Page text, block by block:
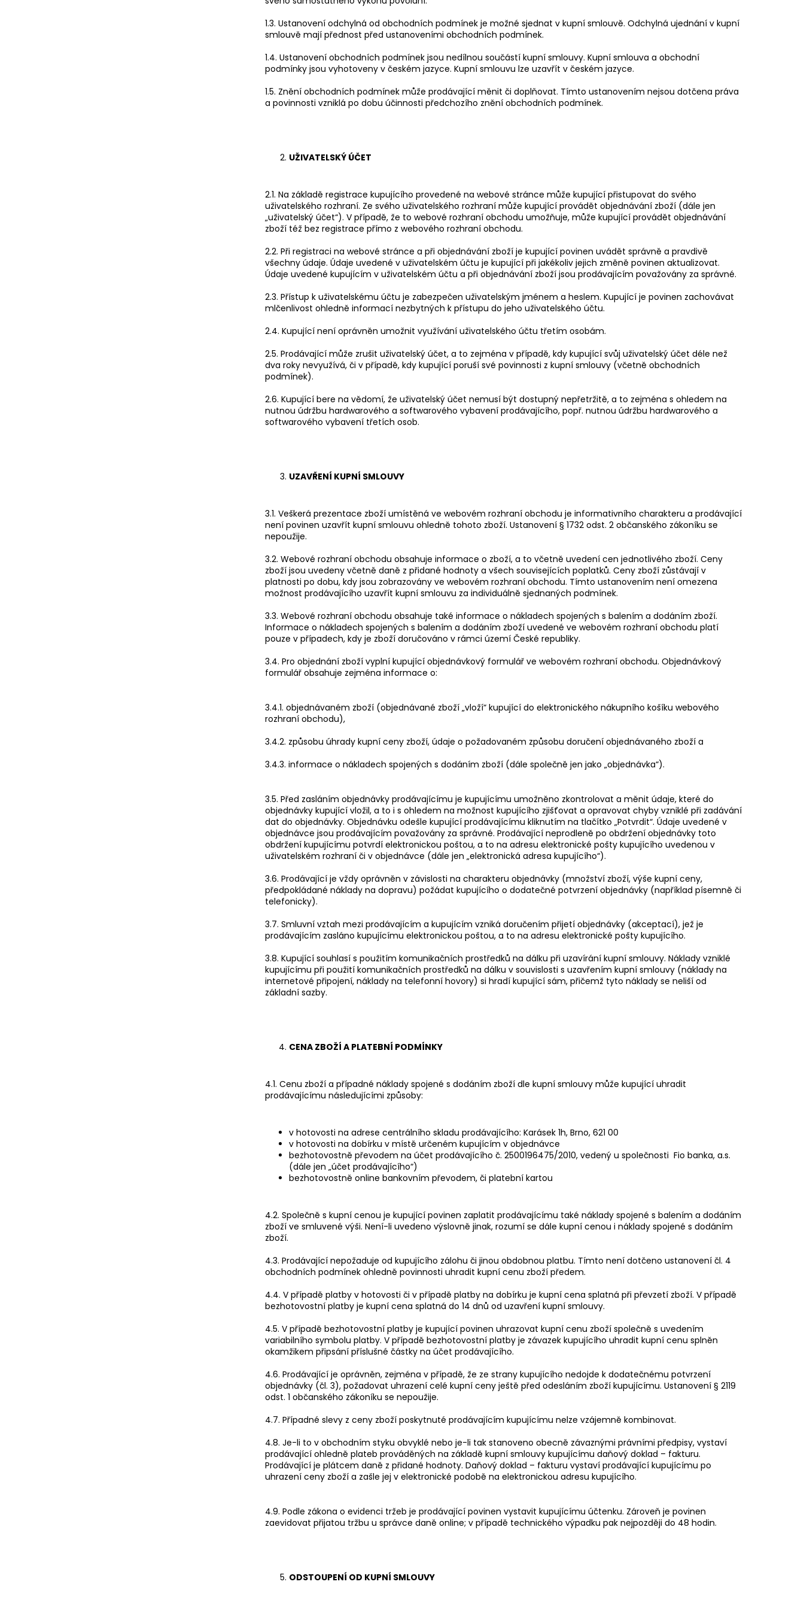
1.3. Ustanovení odchylná od obchodních podmínek je možné sjednat v kupní smlouvě. Odchylná ujednání v kupní
smlouvě mají přednost před ustanoveními obchodních podmínek.
1.4. Ustanovení obchodních podmínek jsou nedílnou součástí kupní smlouvy. Kupní smlouva a obchodní
podmínky jsou vyhotoveny v českém jazyce. Kupní smlouvu lze uzavřít v českém jazyce.
1.5. Znění obchodních podmínek může prodávající měnit či doplňovat. Tímto ustanovením nejsou dotčena práva
a povinnosti vzniklá po dobu účinnosti předchozího znění obchodních podmínek.
UŽIVATELSKÝ ÚČET
2.1. Na základě registrace kupujícího provedené na webové stránce může kupující přistupovat do svého
uživatelského rozhraní. Ze svého uživatelského rozhraní může kupující provádět objednávání zboží (dále jen
„uživatelský účet“). V případě, že to webové rozhraní obchodu umožňuje, může kupující provádět objednávání
zboží též bez registrace přímo z webového rozhraní obchodu.
2.2. Při registraci na webové stránce a při objednávání zboží je kupující povinen uvádět správně a pravdivě
všechny údaje. Údaje uvedené v uživatelském účtu je kupující při jakékoliv jejich změně povinen aktualizovat.
Údaje uvedené kupujícím v uživatelském účtu a při objednávání zboží jsou prodávajícím považovány za správné.
2.3. Přístup k uživatelskému účtu je zabezpečen uživatelským jménem a heslem. Kupující je povinen zachovávat
mlčenlivost ohledně informací nezbytných k přístupu do jeho uživatelského účtu.
2.4. Kupující není oprávněn umožnit využívání uživatelského účtu třetím osobám.
2.5. Prodávající může zrušit uživatelský účet, a to zejména v případě, kdy kupující svůj uživatelský účet déle než
dva roky nevyužívá, či v případě, kdy kupující poruší své povinnosti z kupní smlouvy (včetně obchodních
podmínek).
2.6. Kupující bere na vědomí, že uživatelský účet nemusí být dostupný nepřetržitě, a to zejména s ohledem na
nutnou údržbu hardwarového a softwarového vybavení prodávajícího, popř. nutnou údržbu hardwarového a
softwarového vybavení třetích osob.
UZAVŘENÍ KUPNÍ SMLOUVY
3.1. Veškerá prezentace zboží umístěná ve webovém rozhraní obchodu je informativního charakteru a prodávající
není povinen uzavřít kupní smlouvu ohledně tohoto zboží. Ustanovení § 1732 odst. 2 občanského zákoníku se
nepoužije.
3.2. Webové rozhraní obchodu obsahuje informace o zboží, a to včetně uvedení cen jednotlivého zboží. Ceny
zboží jsou uvedeny včetně daně z přidané hodnoty a všech souvisejících poplatků. Ceny zboží zůstávají v
platnosti po dobu, kdy jsou zobrazovány ve webovém rozhraní obchodu. Tímto ustanovením není omezena
možnost prodávajícího uzavřít kupní smlouvu za individuálně sjednaných podmínek.
3.3. Webové rozhraní obchodu obsahuje také informace o nákladech spojených s balením a dodáním zboží.
Informace o nákladech spojených s balením a dodáním zboží uvedené ve webovém rozhraní obchodu platí
pouze v případech, kdy je zboží doručováno v rámci území České republiky.
3.4. Pro objednání zboží vyplní kupující objednávkový formulář ve webovém rozhraní obchodu. Objednávkový
formulář obsahuje zejména informace o:
3.4.1. objednávaném zboží (objednávané zboží „vloží“ kupující do elektronického nákupního košíku webového
rozhraní obchodu),
3.4.2. způsobu úhrady kupní ceny zboží, údaje o požadovaném způsobu doručení objednávaného zboží a
3.4.3. informace o nákladech spojených s dodáním zboží (dále společně jen jako „objednávka“).
3.5. Před zasláním objednávky prodávajícímu je kupujícímu umožněno zkontrolovat a měnit údaje, které do
objednávky kupující vložil, a to i s ohledem na možnost kupujícího zjišťovat a opravovat chyby vzniklé při zadávání
dat do objednávky. Objednávku odešle kupující prodávajícímu kliknutím na tlačítko „Potvrdit“. Údaje uvedené v
objednávce jsou prodávajícím považovány za správné. Prodávající neprodleně po obdržení objednávky toto
obdržení kupujícímu potvrdí elektronickou poštou, a to na adresu elektronické pošty kupujícího uvedenou v
uživatelském rozhraní či v objednávce (dále jen „elektronická adresa kupujícího“).
3.6. Prodávající je vždy oprávněn v závislosti na charakteru objednávky (množství zboží, výše kupní ceny,
předpokládané náklady na dopravu) požádat kupujícího o dodatečné potvrzení objednávky (například písemně či
telefonicky).
3.7. Smluvní vztah mezi prodávajícím a kupujícím vzniká doručením přijetí objednávky (akceptací), jež je
prodávajícím zasláno kupujícímu elektronickou poštou, a to na adresu elektronické pošty kupujícího.
3.8. Kupující souhlasí s použitím komunikačních prostředků na dálku při uzavírání kupní smlouvy. Náklady vzniklé
kupujícímu při použití komunikačních prostředků na dálku v souvislosti s uzavřením kupní smlouvy (náklady na
internetové připojení, náklady na telefonní hovory) si hradí kupující sám, přičemž tyto náklady se neliší od
základní sazby.
CENA ZBOŽÍ A PLATEBNÍ PODMÍNKY
4.1. Cenu zboží a případné náklady spojené s dodáním zboží dle kupní smlouvy může kupující uhradit
prodávajícímu následujícími způsoby:
v hotovosti na adrese centrálního skladu prodávajícího: Karásek 1h, Brno, 621 00
v hotovosti na dobírku v místě určeném kupujícím v objednávce
bezhotovostně převodem na účet prodávajícího č. 2500196475/2010, vedený u společnosti Fio banka, a.s.
(dále jen „účet prodávajícího“)
bezhotovostně online bankovním převodem, či platební kartou
4.2. Společně s kupní cenou je kupující povinen zaplatit prodávajícímu také náklady spojené s balením a dodáním
zboží ve smluvené výši. Není-li uvedeno výslovně jinak, rozumí se dále kupní cenou i náklady spojené s dodáním
zboží.
4.3. Prodávající nepožaduje od kupujícího zálohu či jinou obdobnou platbu. Tímto není dotčeno ustanovení čl. 4
obchodních podmínek ohledně povinnosti uhradit kupní cenu zboží předem.
4.4. V případě platby v hotovosti či v případě platby na dobírku je kupní cena splatná při převzetí zboží. V případě
bezhotovostní platby je kupní cena splatná do 14 dnů od uzavření kupní smlouvy.
4.5. V případě bezhotovostní platby je kupující povinen uhrazovat kupní cenu zboží společně s uvedením
variabilního symbolu platby. V případě bezhotovostní platby je závazek kupujícího uhradit kupní cenu splněn
okamžikem připsání příslušné částky na účet prodávajícího.
4.6. Prodávající je oprávněn, zejména v případě, že ze strany kupujícího nedojde k dodatečnému potvrzení
objednávky (čl. 3), požadovat uhrazení celé kupní ceny ještě před odesláním zboží kupujícímu. Ustanovení § 2119
odst. 1 občanského zákoníku se nepoužije.
4.7. Případné slevy z ceny zboží poskytnuté prodávajícím kupujícímu nelze vzájemně kombinovat.
4.8. Je-li to v obchodním styku obvyklé nebo je-li tak stanoveno obecně závaznými právními předpisy, vystaví
prodávající ohledně plateb prováděných na základě kupní smlouvy kupujícímu daňový doklad – fakturu.
Prodávající je plátcem daně z přidané hodnoty. Daňový doklad – fakturu vystaví prodávající kupujícímu po
uhrazení ceny zboží a zašle jej v elektronické podobě na elektronickou adresu kupujícího.
4.9. Podle zákona o evidenci tržeb je prodávající povinen vystavit kupujícímu účtenku. Zároveň je povinen
zaevidovat přijatou tržbu u správce daně online; v případě technického výpadku pak nejpozději do 48 hodin.
ODSTOUPENÍ OD KUPNÍ SMLOUVY